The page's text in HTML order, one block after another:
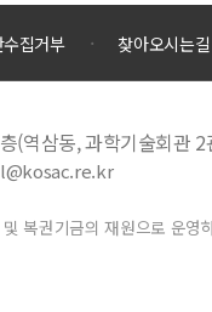
집거부 찾아오시는길
(역삼동, 과학기술회관
복권기금의 재원으로 운